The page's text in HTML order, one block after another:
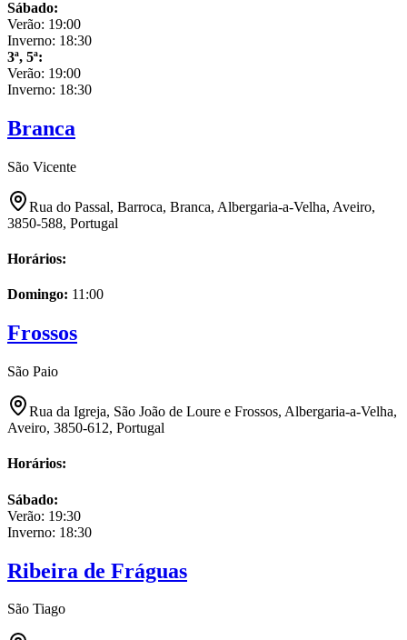
Sábado:
Verão: 19:00
Inverno: 18:30
3ª, 5ª:
Verão: 19:00
Inverno: 18:30
Branca
São Vicente
Rua do Passal, Barroca, Branca, Albergaria-a-Velha, Aveiro,
3850-588, Portugal
Horários:
Domingo: 11:00
Frossos
São Paio
Rua da Igreja, São João de Loure e Frossos, Albergaria-a-Velha,
Aveiro, 3850-612, Portugal
Horários:
Sábado:
Verão: 19:30
Inverno: 18:30
Ribeira de Fráguas
São Tiago